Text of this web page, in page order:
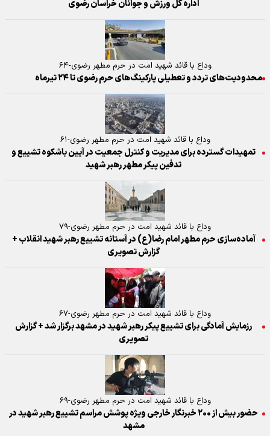
اداره کل ورزش و جوانان خراسان رضوی
وداع با قائد شهید امت در حرم مطهر رضوی-۶۴
محدودیت‌های تردد و تعطیلی پارکینگ‌های حرم رضوی تا ۲۴ تیرماه
وداع با قائد شهید امت در حرم مطهر رضوی-۶۱
تمهیدات گسترده برای مدیریت و کنترل جمعیت در آیین باشکوه تشییع و
تدفین پیکر مطهر رهبر شهید
وداع با قائد شهید امت در حرم مطهر رضوی-۷۹
آماده‌سازی حرم مطهر امام رضا(ع) در آستانه تشییع رهبر شهید انقلاب +
گزارش تصویری
وداع با قائد شهید امت در حرم مطهر رضوی-۶۷
رزمایش آمادگی برای تشییع پیکر رهبر شهید در مشهد برگزار شد + گزارش
تصویری
وداع با قائد شهید امت در حرم مطهر رضوی-۶۹
حضور بیش از ۲۰۰ خبرنگار خارجی ویژه پوشش مراسم تشییع رهبر شهید در
مشهد